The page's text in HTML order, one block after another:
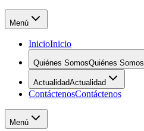
Menú
InicioInicio
Quiénes SomosQuiénes Somos
ActualidadActualidad
ContáctenosContáctenos
Menú